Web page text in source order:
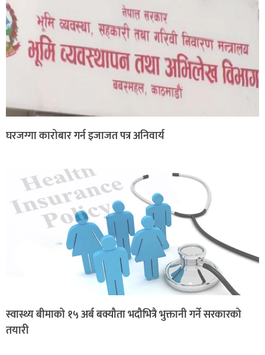
घरजग्गा कारोबार गर्न इजाजत पत्र अनिवार्य
स्वास्थ्य बीमाको १५ अर्ब बक्यौता भदौभित्रै भुक्तानी गर्ने सरकारको
तयारी